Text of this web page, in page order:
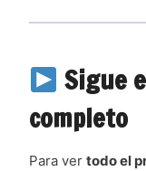
Sigue
completo
Para ver todo el